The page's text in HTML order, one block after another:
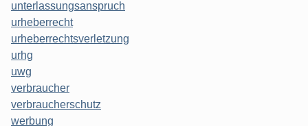
unterlassungsanspruch
urheberrecht
urheberrechtsverletzung
urhg
uwg
verbraucher
verbraucherschutz
werbung